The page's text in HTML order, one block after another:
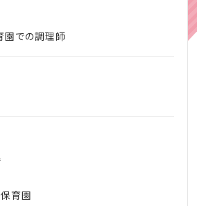
！
ト☆
い合わせください。
での調理師
育園